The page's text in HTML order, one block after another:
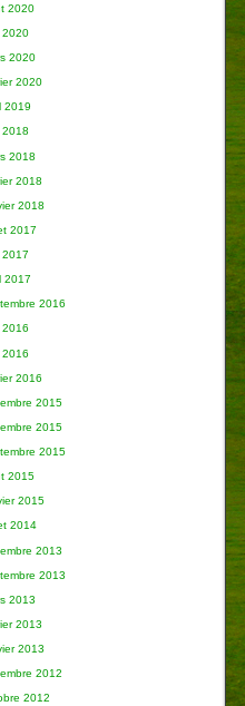
2020
2020
2020
2020
2019
2018
2018
2018
2018
2017
2017
2017
2016
2016
2016
2016
2015
2015
2015
2015
2015
2014
2013
2013
2013
2013
2013
2012
2012